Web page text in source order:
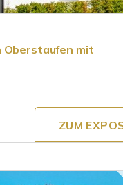
Oberstaufen mit
ZUM